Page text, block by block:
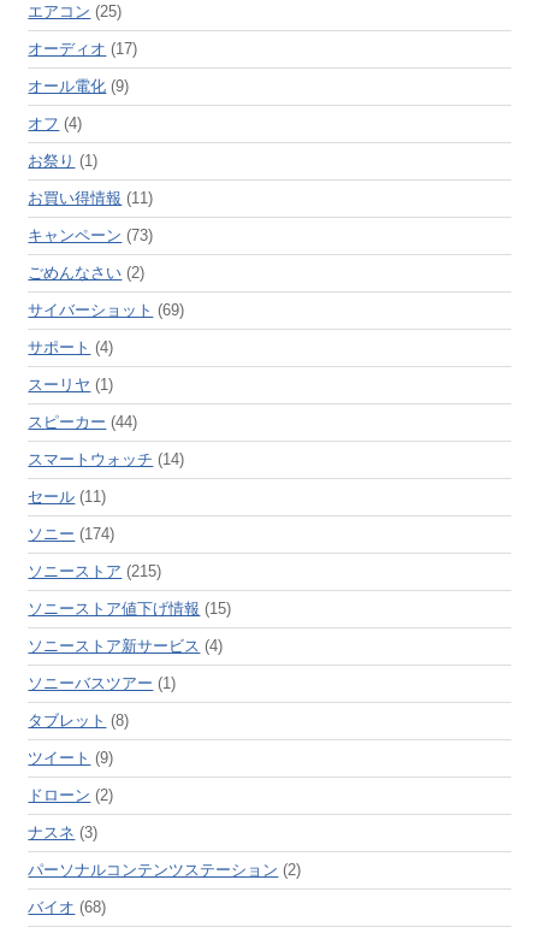
エアコン (25)
オーディオ (17)
オール電化 (9)
オフ (4)
お祭り (1)
お買い得情報 (11)
キャンペーン (73)
ごめんなさい (2)
サイバーショット (69)
サポート (4)
スーリヤ (1)
スピーカー (44)
スマートウォッチ (14)
セール (11)
ソニー (174)
ソニーストア (215)
ソニーストア値下げ情報 (15)
ソニーストア新サービス (4)
ソニーバスツアー (1)
タブレット (8)
ツイート (9)
ドローン (2)
ナスネ (3)
パーソナルコンテンツステーション (2)
バイオ (68)